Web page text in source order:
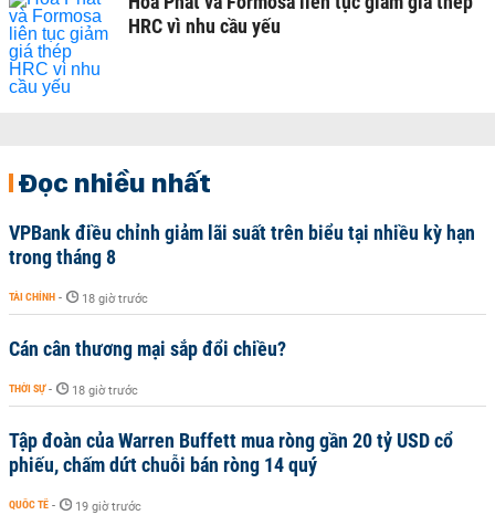
HRC vì nhu cầu yếu
Đọc nhiều nhất
VPBank điều chỉnh giảm lãi suất trên biểu tại nhiều kỳ hạn
trong tháng 8
TÀI CHÍNH - 18 giờ trước
Cán cân thương mại sắp đổi chiều?
THỜI SỰ - 18 giờ trước
Tập đoàn của Warren Buffett mua ròng gần 20 tỷ USD cổ
phiếu, chấm dứt chuỗi bán ròng 14 quý
QUỐC TẾ - 19 giờ trước